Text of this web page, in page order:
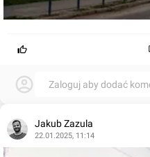
Zaloguj aby dodać
Jakub Zazula
22.01.2025, 11:14